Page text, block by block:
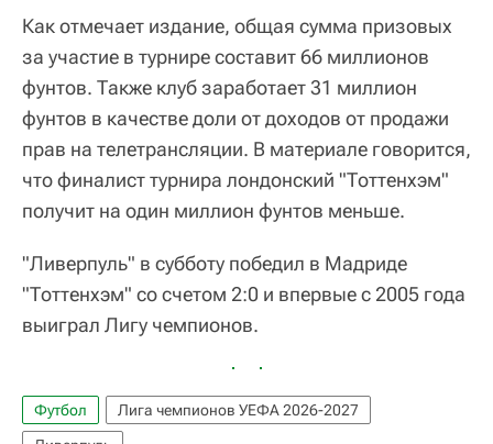
Как отмечает издание, общая сумма призовых
за участие в турнире составит 66 миллионов
фунтов. Также клуб заработает 31 миллион
фунтов в качестве доли от доходов от продажи
прав на телетрансляции. В материале говорится,
что финалист турнира лондонский "Тоттенхэм"
получит на один миллион фунтов меньше.
"Ливерпуль" в субботу победил в Мадриде
"Тоттенхэм" со счетом 2:0 и впервые с 2005 года
выиграл Лигу чемпионов.
Футбол
Лига чемпионов УЕФА 2026-2027